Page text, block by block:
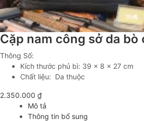
Cặp nam công sở da bò
Thông Số:
Kích thước phủ bì: 39 x 8 x 27 cm
Chất liệu: Da thuộc
2.350.000 ₫
Mô tả
Thông tin bổ sung